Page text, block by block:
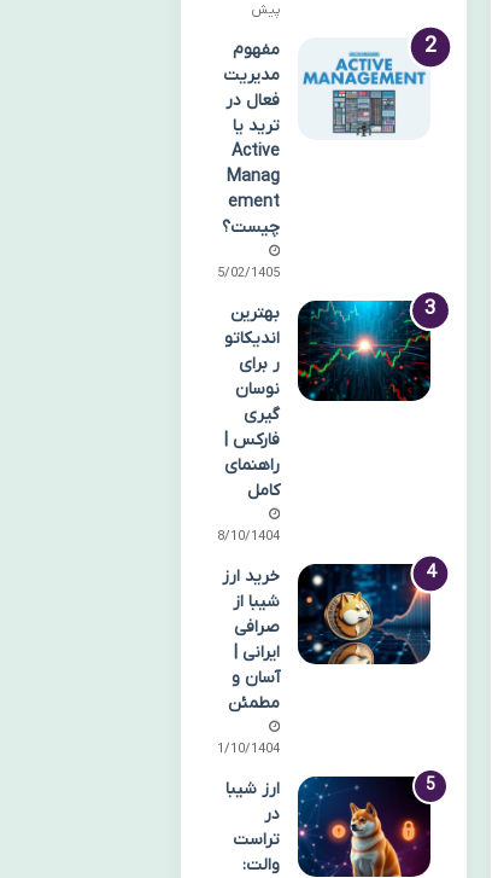
پیش
مفهوم
مدیریت
فعال در
ترید یا
Active
Manag
ement
چیست؟
15/02/1405
بهترین
اندیکاتو
ر برای
نوسان
گیری
فارکس |
راهنمای
کامل
08/10/1404
خرید ارز
شیبا از
صرافی
ایرانی |
آسان و
مطمئن
11/10/1404
ارز شیبا
در
تراست
والت: